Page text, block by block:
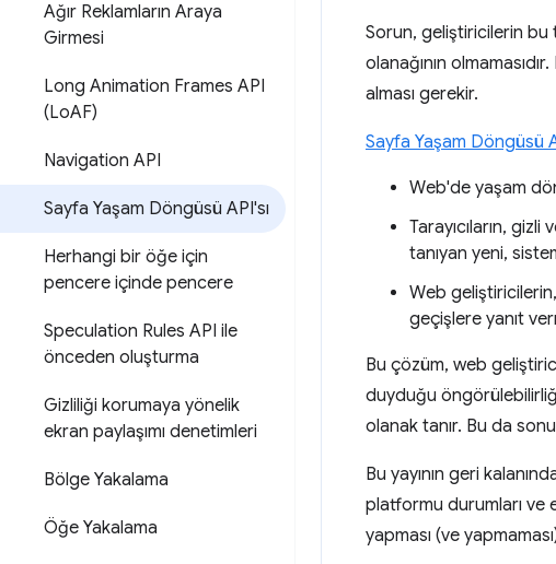
Ağır Reklamların Araya
Girmesi
Long Animation Frames API
(LoAF)
Navigation API
Sayfa Yaşam Döngüsü API'sı
Herhangi bir öğe için
pencere içinde pencere
Speculation Rules API ile
önceden oluşturma
Gizliliği korumaya yönelik
ekran paylaşımı denetimleri
Bölge Yakalama
Öğe Yakalama
Sorun, geliştiricilerin bu
olanağının
alması gerekir.
Sayfa Yaşam Döngüsü
Web'de yaşam
Tarayıcıların,
tanıyan yeni,
Web
geçişlere yanıt
Bu çözüm, web
duyduğu
olanak tanır. Bu da
Bu yayının geri
platformu durumları ve
yapması (ve